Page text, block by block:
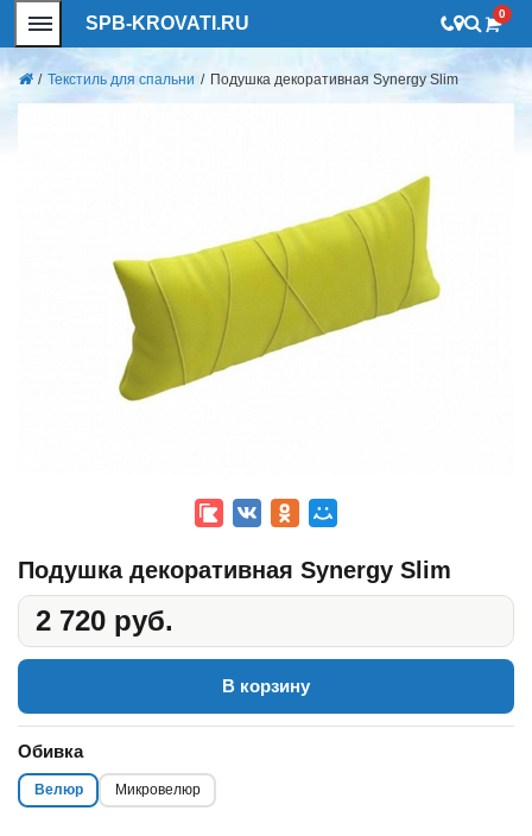
SPB-KROVATI.RU 0
/ Текстиль для спальни / Подушка декоративная Synergy Slim
Подушка декоративная Synergy Slim
2 720 руб.
В корзину
Обивка
Велюр Микровелюр